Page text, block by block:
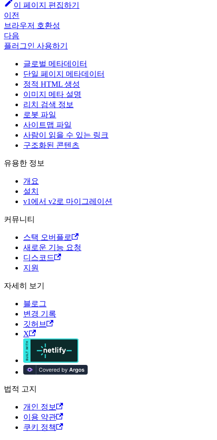
이 페이지 편집하기
이전
브라우저 호환성
다음
플러그인 사용하기
글로벌 메타데이터
단일 페이지 메타데이터
정적 HTML 생성
이미지 메타 설명
리치 검색 정보
로봇 파일
사이트맵 파일
사람이 읽을 수 있는 링크
구조화된 콘텐츠
유용한 정보
개요
설치
v1에서 v2로 마이그레이션
커뮤니티
스택 오버플로
새로운 기능 요청
디스코드
지원
자세히 보기
블로그
변경 기록
깃허브
X
법적 고지
개인 정보
이용 약관
쿠키 정책